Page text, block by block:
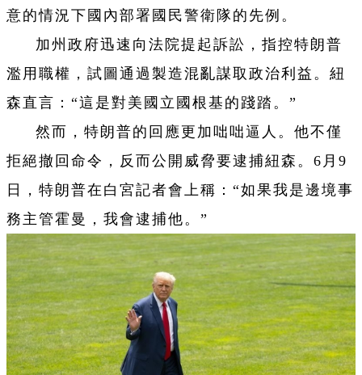
意的情況下國內部署國民警衛隊的先例。
加州政府迅速向法院提起訴訟，指控特朗普
濫用職權，試圖通過製造混亂謀取政治利益。紐
森直言：“這是對美國立國根基的踐踏。”
然而，特朗普的回應更加咄咄逼人。他不僅
拒絕撤回命令，反而公開威脅要逮捕紐森。6月9
日，特朗普在白宮記者會上稱：“如果我是邊境事
務主管霍曼，我會逮捕他。”